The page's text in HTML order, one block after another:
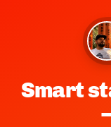
Smart